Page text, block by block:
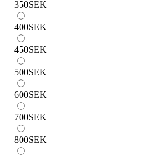
350SEK
400SEK
450SEK
500SEK
600SEK
700SEK
800SEK